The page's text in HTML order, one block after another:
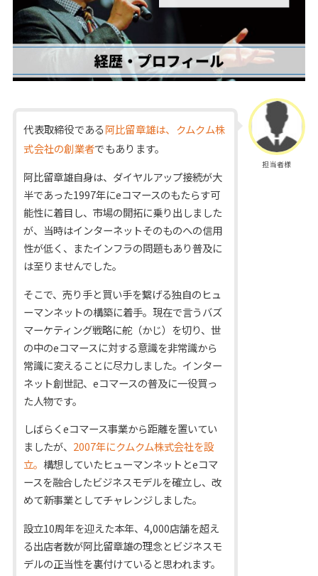
担当者様
代表取締役である阿比留章雄は、クムクム株
式会社の創業者でもあります。
阿比留章雄自身は、ダイヤルアップ接続が大
半であった1997年にeコマースのもたらす可
能性に着目し、市場の開拓に乗り出しました
が、当時はインターネットそのものへの信用
性が低く、またインフラの問題もあり普及に
は至りませんでした。
そこで、売り手と買い手を繋げる独自のヒュ
ーマンネットの構築に着手。現在で言うバズ
マーケティング戦略に舵（かじ）を切り、世
の中のeコマースに対する意識を非常識から
常識に変えることに尽力しました。インター
ネット創世記、eコマースの普及に一役買っ
た人物です。
しばらくeコマース事業から距離を置いてい
ましたが、 2007年にクムクム株式会社を設
立。構想していたヒューマンネットとeコマ
ースを融合したビジネスモデルを確立し、改
めて新事業としてチャレンジしました。
設立10周年を迎えた本年、4,000店舗を超え
る出店者数が阿比留章雄の理念とビジネスモ
デルの正当性を裏付けていると思われます。